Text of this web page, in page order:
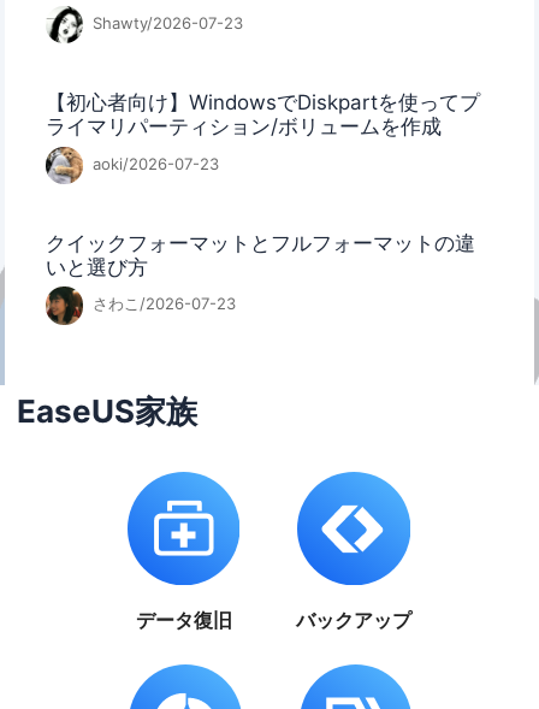
Shawty/2026-07-23
【初心者向け】WindowsでDiskpartを使ってプ
ライマリパーティション/ボリュームを作成
aoki/2026-07-23
クイックフォーマットとフルフォーマットの違
いと選び方
さわこ/2026-07-23
EaseUS家族
データ復旧 バックアップ